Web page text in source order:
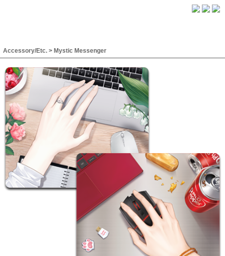
Accessory/Etc. > Mystic Messenger